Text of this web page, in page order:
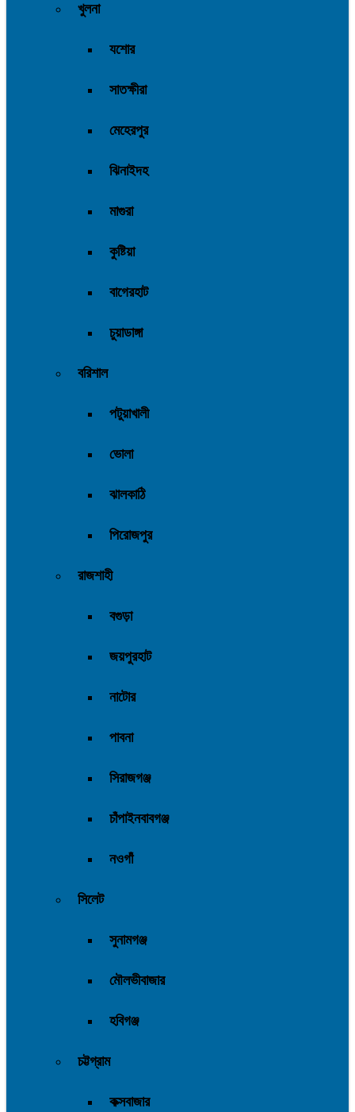
খুলনা
যশোর
সাতক্ষীরা
মেহেরপুর
ঝিনাইদহ
মাগুরা
কুষ্টিয়া
বাগেরহাট
চুয়াডাঙ্গা
বরিশাল
পটুয়াখালী
ভোলা
ঝালকাঠি
পিরোজপুর
রাজশাহী
বগুড়া
জয়পুরহাট
নাটোর
পাবনা
সিরাজগঞ্জ
চাঁপাইনবাবগঞ্জ
নওগাঁ
সিলেট
সুনামগঞ্জ
মৌলভীবাজার
হবিগঞ্জ
চট্টগ্রাম
কক্সবাজার